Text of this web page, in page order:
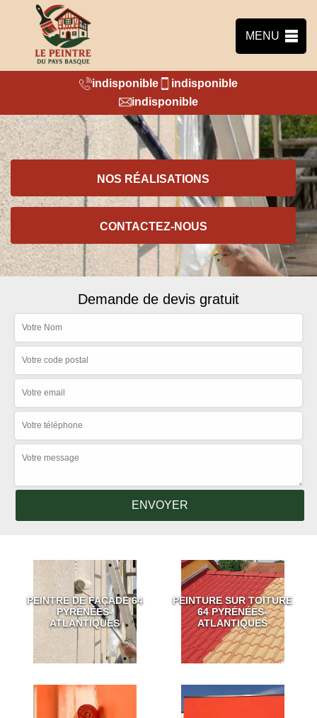
MENU
indisponible
indisponible
indisponible
NOS RÉALISATIONS
CONTACTEZ-NOUS
Demande de devis gratuit
PEINTRE DE FAÇADE 64
PYRÉNÉES-
ATLANTIQUES
PEINTURE SUR TOITURE
64 PYRÉNÉES-
ATLANTIQUES